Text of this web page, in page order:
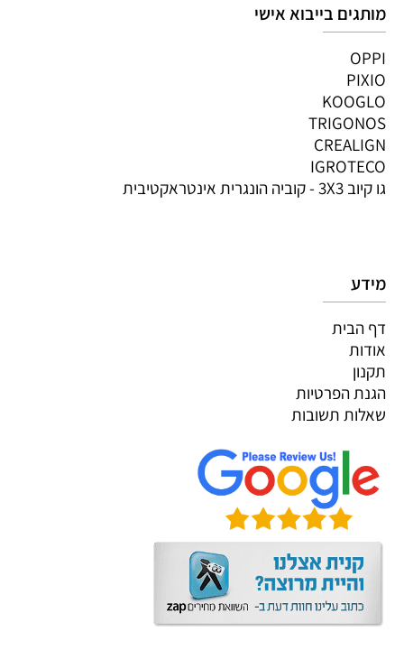
מותגים בייבוא אישי
OPPI
PIXIO
KOOGLO
TRIGONOS
CREALIGN
IGROTECO
גו קיוב 3X3 - קוביה הונגרית אינטראקטיבית
מידע
דף הבית
אודות
תקנון
הגנת הפרטיות
שאלות תשובות